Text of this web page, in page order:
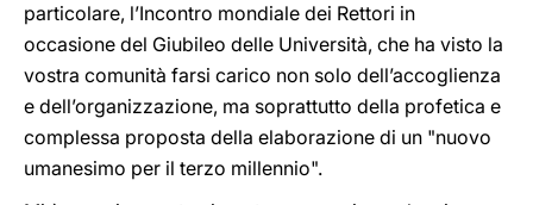
particolare, l’Incontro mondiale dei Rettori in
occasione del Giubileo delle Università, che ha visto la
vostra comunità farsi carico non solo dell’accoglienza
e dell’organizzazione, ma soprattutto della profetica e
complessa proposta della elaborazione di un "nuovo
umanesimo per il terzo millennio".